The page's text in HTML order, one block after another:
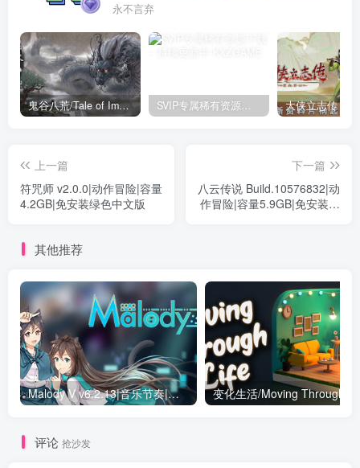
永不言弃
鬼谷八荒/Tale of Immortal v1.2.105.259|角色扮演|容量27.4GB|免安装绿色中文版 SVIP专属稀有资源下载 – 持续更新中
上一篇
符咒师 v2.0.0|动作冒险|容量
4.2GB|免安装绿色中文版
下一篇
八云传说 Build.10576832|动
作冒险|容量5.9GB|免安装绿
其他推荐
Malody V v6.2.13|音乐节奏|容量289MB|免安装绿色中文版
评论 抢沙发